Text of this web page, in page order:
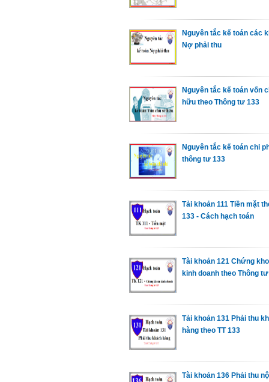
Nguyên tắc kế toán các
Nợ phải thu
Nguyên tắc kế toán vốn
hữu theo Thông tư 133
Nguyên tắc kế toán chi
thông tư 133
Tải khoản 111 Tiền mặt
133 - Cách hạch toán
Tài khoản 121 Chứng
kinh doanh theo Thông
Tải khoản 131 Phải thu
hàng theo TT 133
Tài khoản 136 Phải thu